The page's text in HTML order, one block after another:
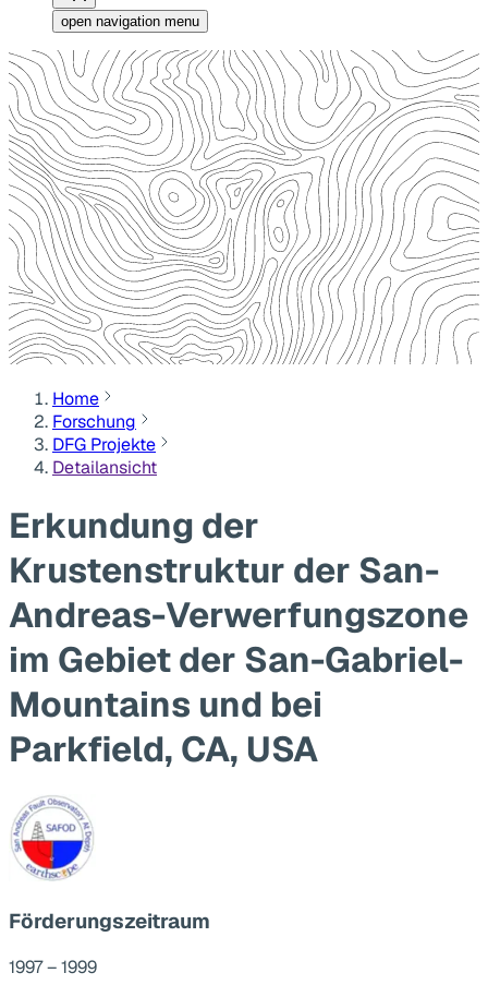
open navigation menu
Home
Forschung
DFG Projekte
Detailansicht
Erkundung der
Krustenstruktur der San-
Andreas-Verwerfungszone
im Gebiet der San-Gabriel-
Mountains und bei
Parkfield, CA, USA
Förderungszeitraum
1997 – 1999